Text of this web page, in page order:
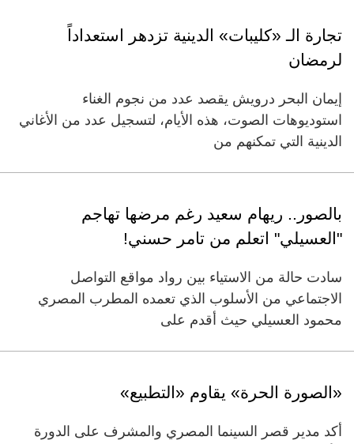
تجارة الـ «كليبات» الدينية تزدهر استعداداً
لرمضان
إيمان البحر درويش يقصد عدد من نجوم الغناء
استوديوهات الصوت، هذه الأيام، لتسجيل عدد من الأغاني
الدينية التي تمكنهم من
بالصور.. ريهام سعيد رغم مرضها تهاجم
"العسيلي" اتعلم من تامر حسني!
سادت حالة من الاستياء بين رواد مواقع التواصل
الاجتماعي من الأسلوب الذي تعمده المطرب المصري
محمود العسيلي حيث أقدم على
‏«الصورة الحرة» يقاوم «التطبيع»‏
‏‏أكد مدير قصر السينما المصري والمشرف على الدورة